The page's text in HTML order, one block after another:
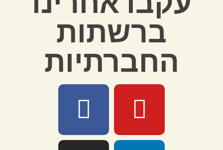
ברשתות
החברתיות